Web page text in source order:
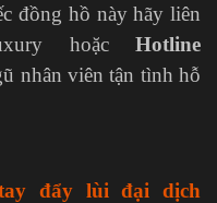
đồng hồ này hãy liên
hoặc Hotline
nhân viên tận tình hỗ
đẩy lùi đại dịch